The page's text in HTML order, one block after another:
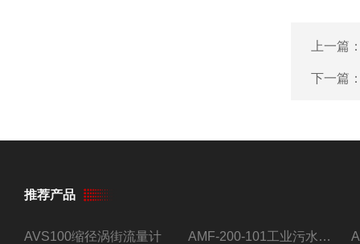
上一篇
下一篇
推荐产品
AVS100缩径涡街流量计 AMF-200-101工业污水流量计